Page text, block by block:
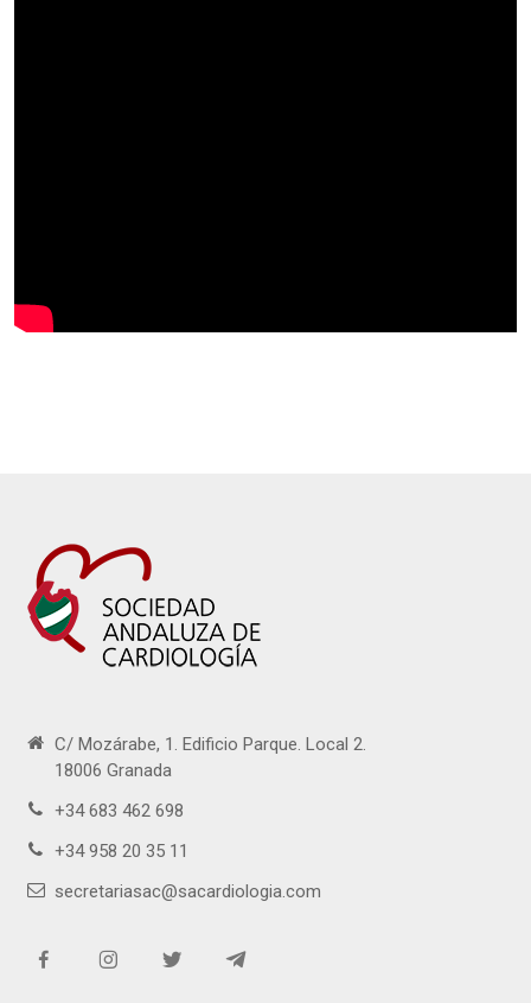
C/ Mozárabe, 1. Edificio Parque. Local 2.
18006 Granada
+34 683 462 698
+34 958 20 35 11
secretariasac@sacardiologia.com